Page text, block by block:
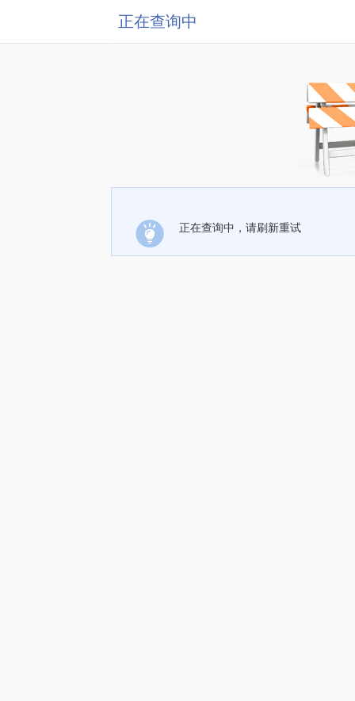
正在查询中
正在查询中，请刷新重试